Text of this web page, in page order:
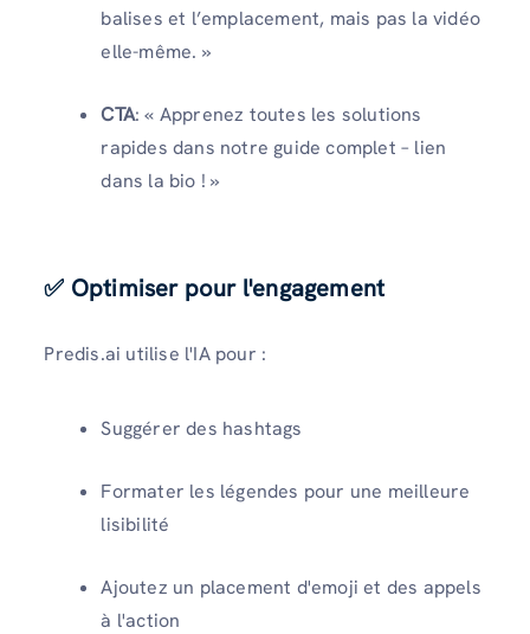
balises et l’emplacement, mais pas la vidéo
elle-même. »
CTA: « Apprenez toutes les solutions
rapides dans notre guide complet – lien
dans la bio ! »
✅ Optimiser pour l'engagement
Predis.ai utilise l'IA pour :
Suggérer des hashtags
Formater les légendes pour une meilleure
lisibilité
Ajoutez un placement d'emoji et des appels
à l'action